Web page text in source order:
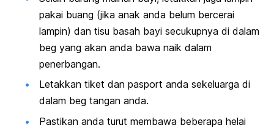
pakai buang (jika anak anda belum bercerai
lampin) dan tisu basah bayi secukupnya di dalam
beg yang akan anda bawa naik dalam
penerbangan.
Letakkan tiket dan pasport anda sekeluarga di
dalam beg tangan anda.
Pastikan anda turut membawa beberapa helai